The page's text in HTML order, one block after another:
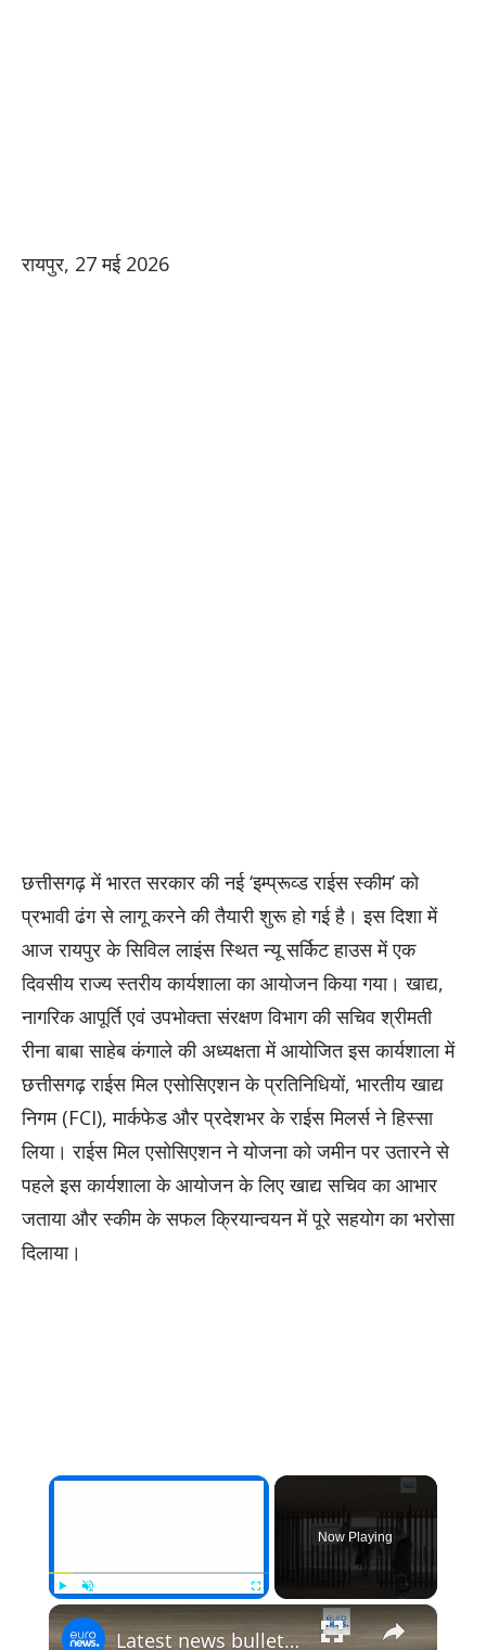
रायपुर, 27 मई 2026
छत्तीसगढ़ में भारत सरकार की नई ‘इम्प्रूव्ड राईस स्कीम’ को
प्रभावी ढंग से लागू करने की तैयारी शुरू हो गई है। इस दिशा में
आज रायपुर के सिविल लाइंस स्थित न्यू सर्किट हाउस में एक
दिवसीय राज्य स्तरीय कार्यशाला का आयोजन किया गया। खाद्य,
नागरिक आपूर्ति एवं उपभोक्ता संरक्षण विभाग की सचिव श्रीमती
रीना बाबा साहेब कंगाले की अध्यक्षता में आयोजित इस कार्यशाला में
छत्तीसगढ़ राईस मिल एसोसिएशन के प्रतिनिधियों, भारतीय खाद्य
निगम (FCI), मार्कफेड और प्रदेशभर के राईस मिलर्स ने हिस्सा
लिया। राईस मिल एसोसिएशन ने योजना को जमीन पर उतारने से
पहले इस कार्यशाला के आयोजन के लिए खाद्य सचिव का आभार
जताया और स्कीम के सफल क्रियान्वयन में पूरे सहयोग का भरोसा
दिलाया।
×
Now Playing
×
Latest news bulletin | January 19th, 2026 – Morning